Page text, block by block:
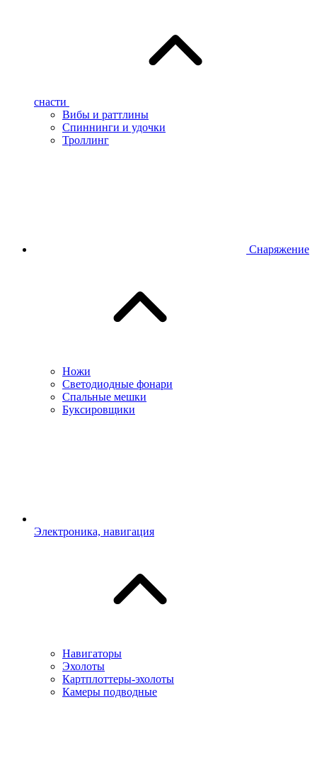
снасти
Вибы и раттлины
Спиннинги и удочки
Троллинг
Снаряжение
Ножи
Светодиодные фонари
Спальные мешки
Буксировщики
Электроника, навигация
Навигаторы
Эхолоты
Картплоттеры-эхолоты
Камеры подводные